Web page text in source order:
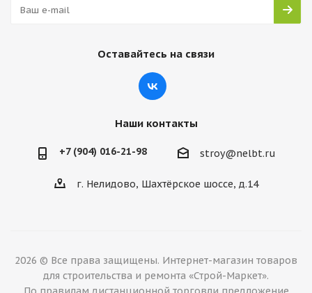
Оставайтесь на связи
Наши контакты
+7 (904) 016-21-98 stroy@nelbt.ru
г. Нелидово, Шахтёрское шоссе, д.14
2026 © Все права защищены. Интернет-магазин товаров
для строительства и ремонта «Строй-Маркет».